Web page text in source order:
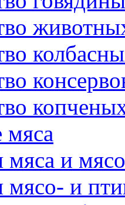
мяса
мяса и
мясо- и